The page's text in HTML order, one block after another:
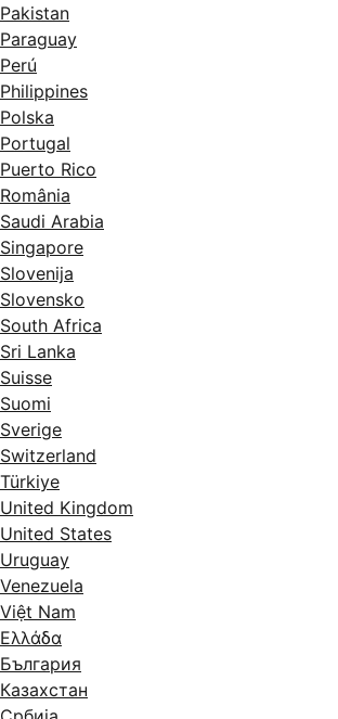
Pakistan
Paraguay
Perú
Philippines
Polska
Portugal
Puerto Rico
România
Saudi Arabia
Singapore
Slovenija
Slovensko
South Africa
Sri Lanka
Suisse
Suomi
Sverige
Switzerland
Türkiye
United Kingdom
United States
Uruguay
Venezuela
Việt Nam
Ελλάδα
България
Казахстан